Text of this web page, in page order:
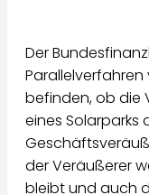
Der
Parallelverfahren
befinden, ob die
eines Solarparks
der Veräußerer
bleibt und auch